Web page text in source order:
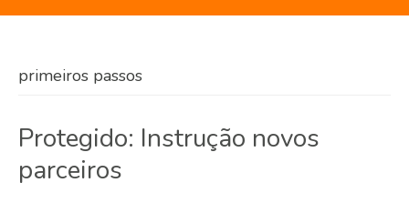
primeiros passos
Protegido: Instrução novos
parceiros